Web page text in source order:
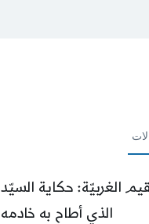
الغربيّة: حكاية السيّد
الذي أطاح به خادمه